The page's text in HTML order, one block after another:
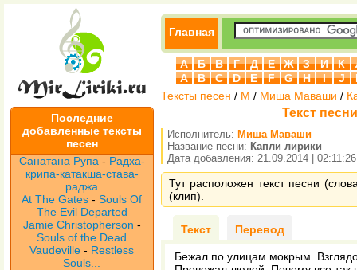
Последние
добавленные тексты
песен
Санатана Рупа - Радха-
крипа-катакша-става-
раджа
At The Gates -Souls Of
The Evil Departed
Jamie Christopherson -
Souls of the Dead
Vaudeville- Restless
Souls...
Главная
А Б В Г Д Е Ж З И К
A
B C D E F G H I J
Тексты песен / М / Миша Маваши /
Текст
Исполнитель: Миша Маваши
Название песни: Капли лирики
Дата добавления: 21.09.2014 | 02:11:26
Тут расположен текст песни
(клип).
Текст Перевод
Бежал по улицам мокрым.